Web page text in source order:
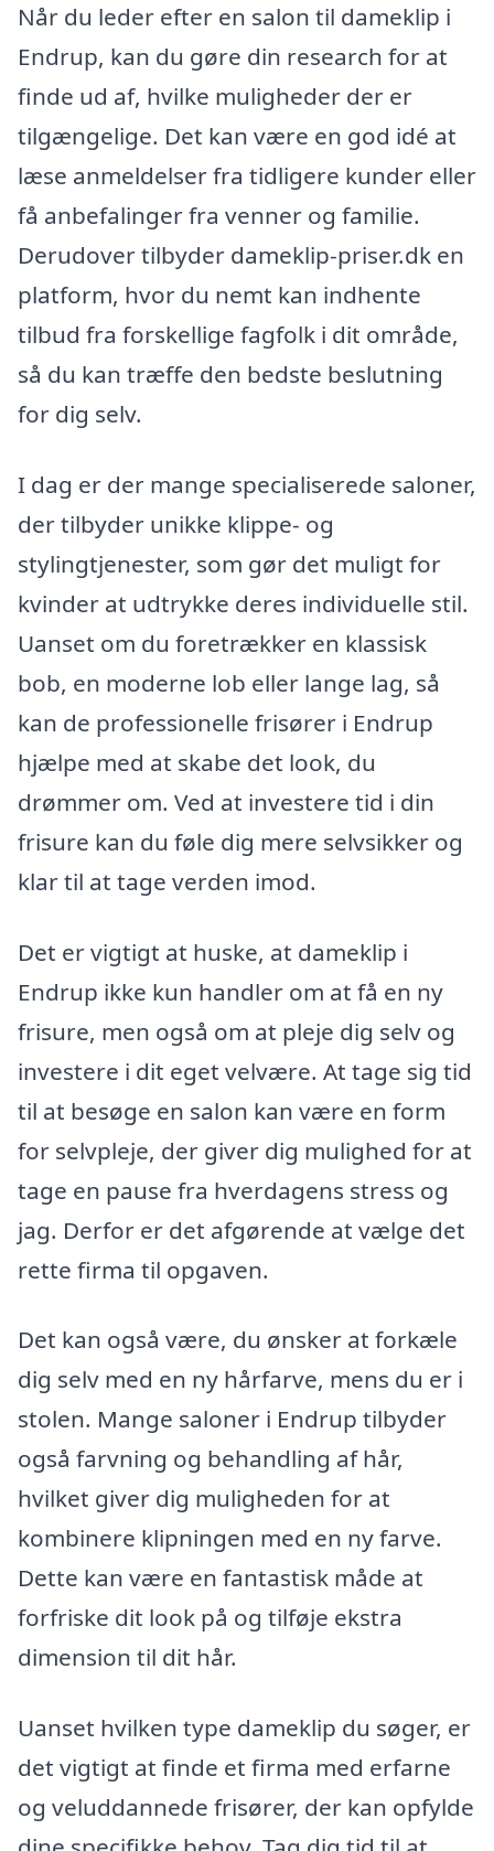
Når du leder efter en salon til dameklip i
Endrup, kan du gøre din research for at
finde ud af, hvilke muligheder der er
tilgængelige. Det kan være en god idé at
læse anmeldelser fra tidligere kunder eller
få anbefalinger fra venner og familie.
Derudover tilbyder dameklip-priser.dk en
platform, hvor du nemt kan indhente
tilbud fra forskellige fagfolk i dit område,
så du kan træffe den bedste beslutning
for dig selv.
I dag er der mange specialiserede saloner,
der tilbyder unikke klippe- og
stylingtjenester, som gør det muligt for
kvinder at udtrykke deres individuelle stil.
Uanset om du foretrækker en klassisk
bob, en moderne lob eller lange lag, så
kan de professionelle frisører i Endrup
hjælpe med at skabe det look, du
drømmer om. Ved at investere tid i din
frisure kan du føle dig mere selvsikker og
klar til at tage verden imod.
Det er vigtigt at huske, at dameklip i
Endrup ikke kun handler om at få en ny
frisure, men også om at pleje dig selv og
investere i dit eget velvære. At tage sig tid
til at besøge en salon kan være en form
for selvpleje, der giver dig mulighed for at
tage en pause fra hverdagens stress og
jag. Derfor er det afgørende at vælge det
rette firma til opgaven.
Det kan også være, du ønsker at forkæle
dig selv med en ny hårfarve, mens du er i
stolen. Mange saloner i Endrup tilbyder
også farvning og behandling af hår,
hvilket giver dig muligheden for at
kombinere klipningen med en ny farve.
Dette kan være en fantastisk måde at
forfriske dit look på og tilføje ekstra
dimension til dit hår.
Uanset hvilken type dameklip du søger, er
det vigtigt at finde et firma med erfarne
og veluddannede frisører, der kan opfylde